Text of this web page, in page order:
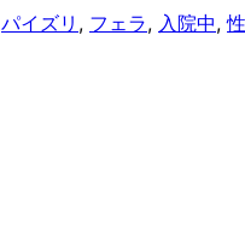
パイズリ , フェラ, 入院中,